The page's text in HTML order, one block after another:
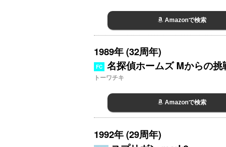
Amazonで検索
1989年 (32周年)
FC 名探偵ホームズ Mからの挑
トーワチキ
Amazonで検索
1992年 (29周年)